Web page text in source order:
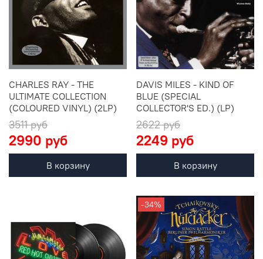
CHARLES RAY - THE
ULTIMATE COLLECTION
(COLOURED VINYL) (2LP)
3511 руб
2990 руб
В корзину
DAVIS MILES - KIND OF
BLUE (SPECIAL
COLLECTOR'S ED.) (LP)
2622 руб
2249 руб
В корзину
-34%